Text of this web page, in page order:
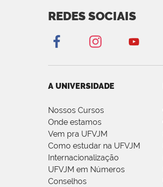
REDES SOCIAIS
A UNIVERSIDADE
Nossos Cursos
Onde estamos
Vem pra UFVJM
Como estudar na UFVJM
Internacionalização
UFVJM em Números
Conselhos